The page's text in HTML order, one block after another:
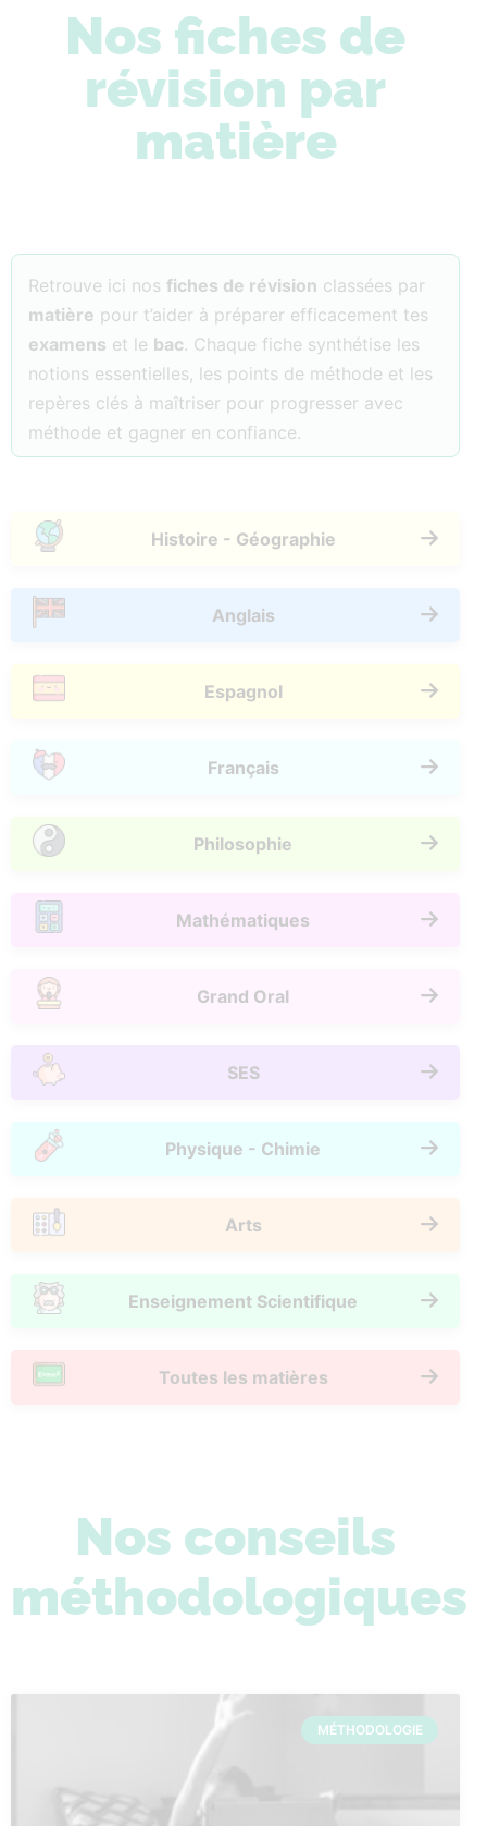
Nos fiches de
révision par
matière
Retrouve ici nos fiches de révision classées par
matière pour t’aider à préparer efficacement tes
examens et le bac. Chaque fiche synthétise les
notions essentielles, les points de méthode et les
repères clés à maîtriser pour progresser avec
méthode et gagner en confiance.
Histoire - Géographie
Anglais
Espagnol
Français
Philosophie
Mathématiques
Grand Oral
SES
Physique - Chimie
Arts
Enseignement Scientifique
Toutes les matières
Nos conseils
méthodologiques
MÉTHODOLOGIE